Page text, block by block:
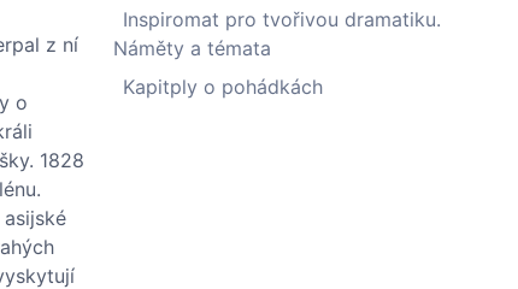
z ní
o
1828
Inspiromat pro tvořivou dramatiku.
Náměty a témata
Kapitply o pohádkách